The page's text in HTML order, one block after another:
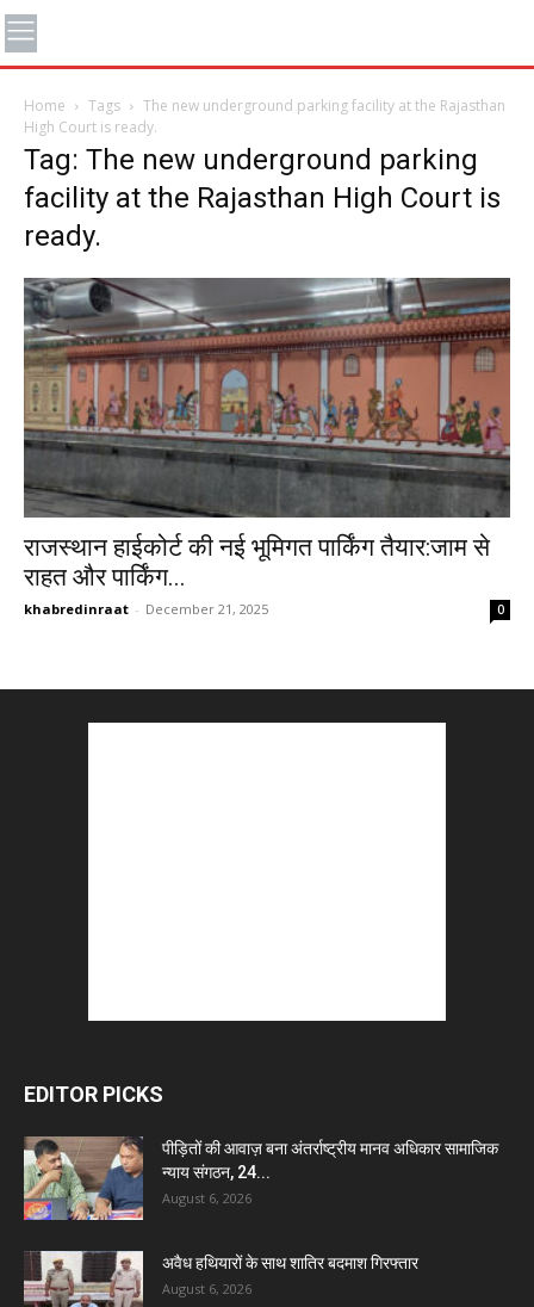
Home Tags
The new underground parking facility at the Rajasthan
High Court is ready.
Tag: The new underground parking
facility at the Rajasthan High Court is
ready.
राजस्थान हाईकोर्ट की नई भूमिगत पार्किंग तैयार:जाम से
राहत और पार्किंग...
khabredinraat - December 21, 2025 0
EDITOR PICKS
पीड़ितों की आवाज़ बना अंतर्राष्ट्रीय मानव अधिकार सामाजिक
न्याय संगठन, 24...
August 6, 2026
अवैध हथियारों के साथ शातिर बदमाश गिरफ्तार
August 6, 2026